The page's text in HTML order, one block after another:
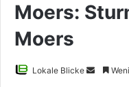
Moers:
Moers
Lokale Blicke
Sende